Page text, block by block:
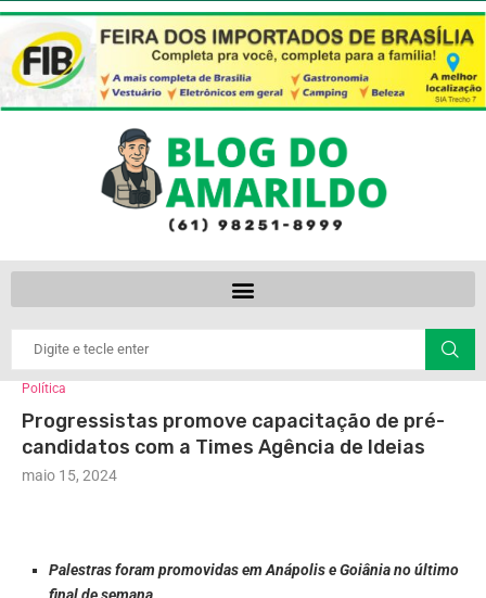
Política
Progressistas promove capacitação de pré-
candidatos com a Times Agência de Ideias
maio 15, 2024
Palestras foram promovidas em Anápolis e Goiânia no último